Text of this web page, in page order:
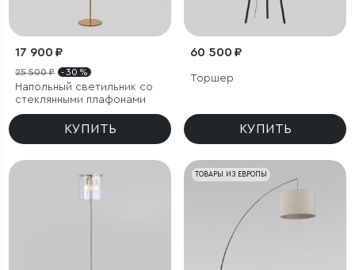
17 900 ₽
25 500 ₽ - 30 %
Напольный светильник со
стеклянными плафонами
КУПИТЬ
60 500 ₽
Торшер
КУПИТЬ
ТОВАРЫ ИЗ ЕВРОПЫ